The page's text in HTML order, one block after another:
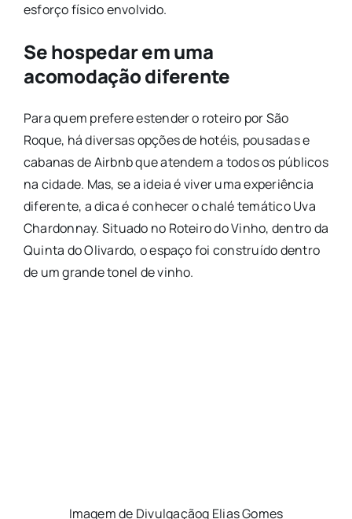
esforço físico envolvido.
Se hospedar em uma
acomodação diferente
Para quem prefere estender o roteiro por São
Roque, há diversas opções de hotéis, pousadas e
cabanas de Airbnb que atendem a todos os públicos
na cidade. Mas, se a ideia é viver uma experiência
diferente, a dica é conhecer o chalé temático Uva
Chardonnay. Situado no Roteiro do Vinho, dentro da
Quinta do Olivardo, o espaço foi construído dentro
de um grande tonel de vinho.
Imagem de Divulgaçãoq Elias Gomes